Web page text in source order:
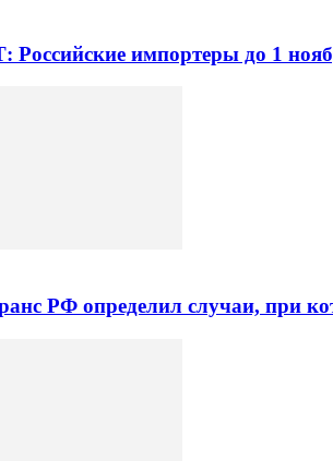
импортеры до 1
РФ определил случаи, при